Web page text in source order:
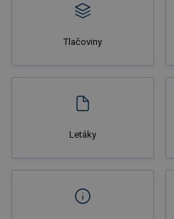
Tlačoviny
Letáky